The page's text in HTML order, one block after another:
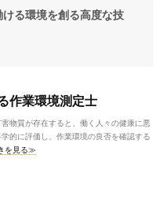
る環境を創る高度な技
作業環境測定士
物質が存在すると、働く人々の健康に悪
的に評価し、作業環境の良否を確認する
を見る≫